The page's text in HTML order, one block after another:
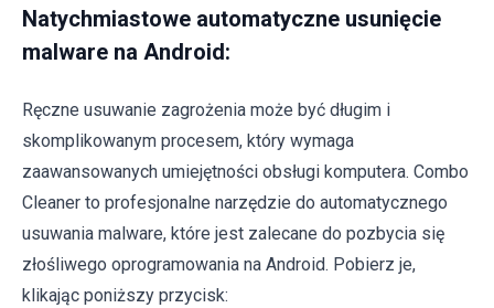
Natychmiastowe automatyczne usunięcie
malware na Android:
Ręczne usuwanie zagrożenia może być długim i
skomplikowanym procesem, który wymaga
zaawansowanych umiejętności obsługi komputera. Combo
Cleaner to profesjonalne narzędzie do automatycznego
usuwania malware, które jest zalecane do pozbycia się
złośliwego oprogramowania na Android. Pobierz je,
klikając poniższy przycisk: